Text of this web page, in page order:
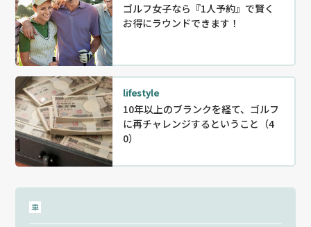
ゴルフ女子なら『1人予約』で賢く
お得にラウンドできます！
lifestyle
10年以上のブランクを経て、ゴルフ
に再チャレンジするということ（4
0）
車